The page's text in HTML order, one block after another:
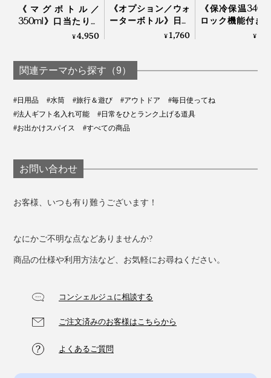
《マグボトル／
350ml》口当たりの
いい飲み口、ひとひ
入ルオリジナルボト
ル
¥4,950
《オプション／ウォ
ーターボトル》日本
茶パウダーと水を入
度の
「NODOKA×KINTO
（500ml）」｜THE
NODOKA
¥1,760
《保冷保温
ロック機能付き
飲みタイプの「
¥
関連テーマから探す（9）
#日用品 #水筒 #旅行＆遊び #アウトドア
#毎日使ってね
#法人ギフト名入れ可能
#日常をひとランク上げる道具
#お出かけスパイス
#すべての商品
お問い合わせ
お客様、いつも有り難うございます！
なにかご不明な点などありませんか?
商品の仕様や利用方法など、お気軽にお尋ねください。
コンシェルジュに相談する
ご注文済みのお客様はこちらから
よくあるご質問